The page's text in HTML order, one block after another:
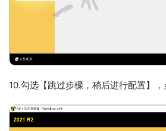
10.勾选【跳过步骤，稍后进行配置】，